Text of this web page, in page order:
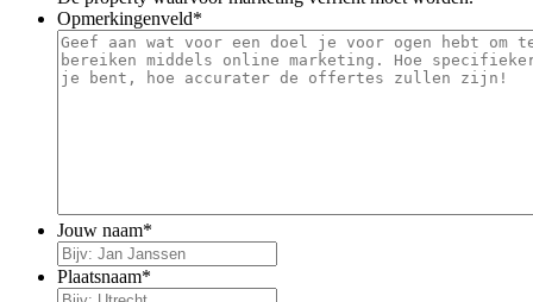
Opmerkingenveld*
Jouw naam*
Plaatsnaam*